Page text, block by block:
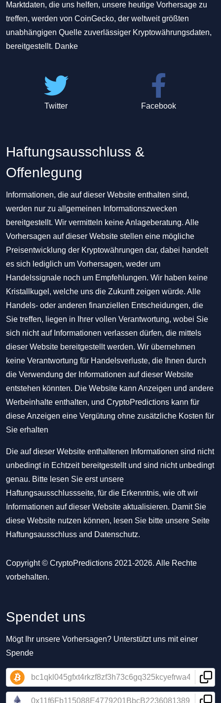
Marktdaten, die uns helfen, unsere heutige Vorhersage zu
treffen, werden von CoinGecko, der weltweit größten
unabhängigen Quelle zuverlässiger Kryptowährungsdaten,
bereitgestellt. Danke
Twitter Facebook
Haftungsausschluss &
Offenlegung
Informationen, die auf dieser Website enthalten sind,
werden nur zu allgemeinen Informationszwecken
bereitgestellt. Wir vermitteln keine Anlageberatung. Alle
Vorhersagen auf dieser Website stellen eine mögliche
Preisentwicklung der Kryptowährungen dar, dabei handelt
es sich lediglich um Vorhersagen, weder um
Handelssignale noch um Empfehlungen. Wir haben keine
Kristallkugel, welche uns die Zukunft zeigen würde. Alle
Handels- oder anderen finanziellen Entscheidungen, die
Sie treffen, liegen in Ihrer vollen Verantwortung, wobei Sie
sich nicht auf Informationen verlassen dürfen, die mittels
dieser Website bereitgestellt werden. Wir übernehmen
keine Verantwortung für Handelsverluste, die Ihnen durch
die Verwendung der Informationen auf dieser Website
entstehen könnten. Die Website kann Anzeigen und andere
Werbeinhalte enthalten, und CryptoPredictions kann für
diese Anzeigen eine Vergütung ohne zusätzliche Kosten für
Sie erhalten
Die auf dieser Website enthaltenen Informationen sind nicht
unbedingt in Echtzeit bereitgestellt und sind nicht unbedingt
genau. Bitte lesen Sie erst unsere
Haftungsausschlussseite, für die Erkenntnis, wie oft wir
Informationen auf dieser Website aktualisieren. Damit Sie
diese Website nutzen können, lesen Sie bitte unsere Seite
Haftungsausschluss and Datenschutz.
Copyright © CryptoPredictions 2021-2026. Alle Rechte
vorbehalten.
Spendet uns
Mögt Ihr unsere Vorhersagen? Unterstützt uns mit einer
Spende